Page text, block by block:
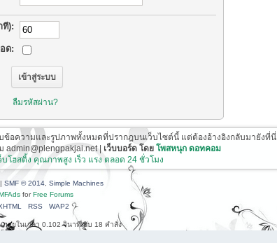
ที):
ด:
ลืมรหัสผ่าน?
อความและรูปภาพทั้งหมดที่ปรากฎบนเว็บไซต์นี้ แต่ต้องอ้างอิงกลับมายังที่นี่
admin@plengpakjai.net | เว็บบอร์ด โดย โพสหนุก ดอทคอม
บโฮสติ้ง คุณภาพสูง เร็ว แรง ตลอด 24 ชั่วโมง
| SMF © 2014, Simple Machines
forFree Forums
RSS WAP2
ายในเวลา 0.102 วินาที กับ 18 คำสั่ง